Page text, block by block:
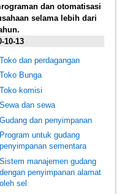
dan otomatisasi
selama lebih dari
10-13
Toko dan perdagangan
Toko Bunga
Toko komisi
Sewa dan sewa
Gudang dan penyimpanan
Program untuk gudang
penyimpanan sementara
Sistem manajemen gudang
dengan penyimpanan alamat
oleh sel